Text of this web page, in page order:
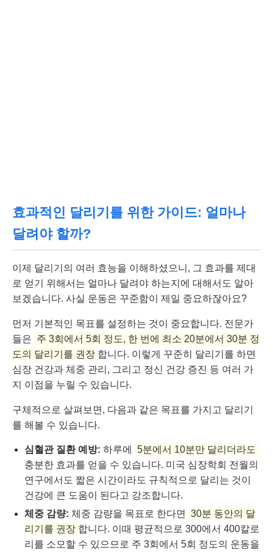
효과적인 달리기를 위한 가이드: 얼마나
달려야 할까?
이제 달리기의 여러 효능을 이해하셨으니, 그 효과를 제대
로 얻기 위해서는 얼마나 달려야 하는지에 대해서도 알아
보겠습니다. 사실 운동은 꾸준함이 제일 중요하잖아요?
먼저 기본적인 목표를 설정하는 것이 중요합니다. 전문가
들은 주 3회에서 5회 정도, 한 번에 최소 20분에서 30분 정
도의 달리기를 권장 합니다. 이렇게 꾸준히 달리기를 하면
심장 건강과 체중 관리, 그리고 정신 건강 증진 등 여러 가
지 이점을 누릴 수 있습니다.
구체적으로 살펴보면, 다음과 같은 목표를 가지고 달리기
를 해볼 수 있습니다.
심혈관 질환 예방: 하루에
5분에서 10분만 달리더라도
충분한 효과를 얻을 수 있습니다. 미국 심장학회 전월의
연구에서도 짧은 시간이라도 규칙적으로 달리는 것이
건강에 큰 도움이 된다고 강조합니다.
체중 감량: 체중 감량을 목표로 한다면
30분 동안의 달
리기를 권장 합니다. 이때 평균적으로 300에서 400칼로
리를 소모할 수 있으므로 주 3회에서 5회 정도의 운동을